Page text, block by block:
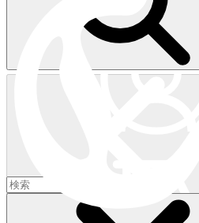
キャロウェイアパレルはこちら>>>